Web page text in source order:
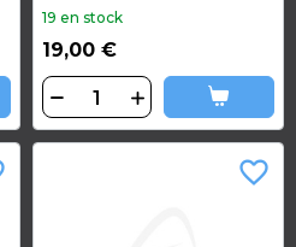
19 en stock
19,00 €
favorite_border